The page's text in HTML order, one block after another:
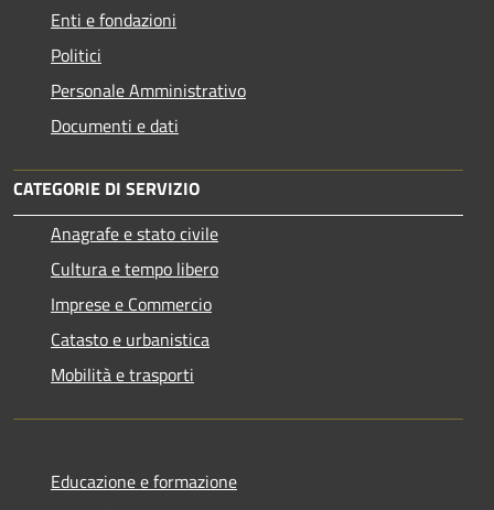
Enti e fondazioni
Politici
Personale Amministrativo
Documenti e dati
CATEGORIE DI SERVIZIO
Anagrafe e stato civile
Cultura e tempo libero
Imprese e Commercio
Catasto e urbanistica
Mobilità e trasporti
Educazione e formazione